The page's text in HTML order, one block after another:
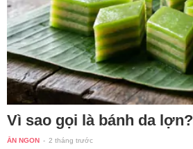
Vì sao gọi là bánh da lợn?
ĂN NGON - 2 tháng trước